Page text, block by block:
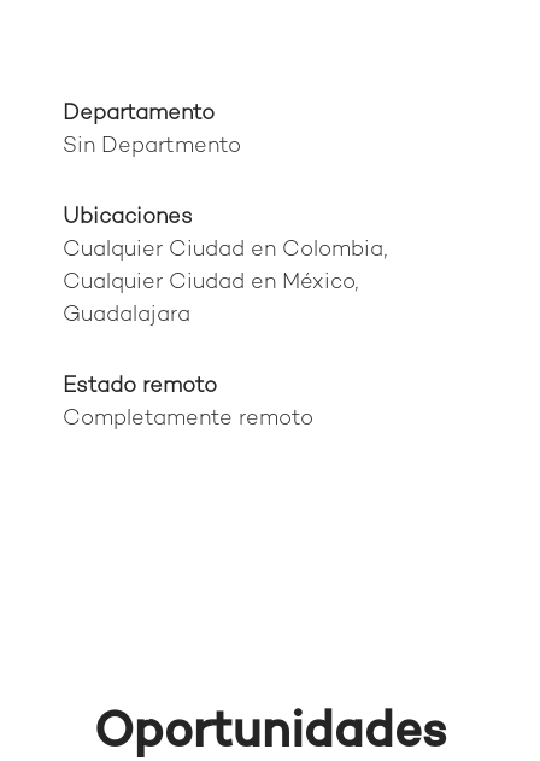
Departamento
Sin Departmento
Ubicaciones
Cualquier Ciudad en Colombia,
Cualquier Ciudad en México,
Guadalajara
Estado remoto
Completamente remoto
Oportunidades